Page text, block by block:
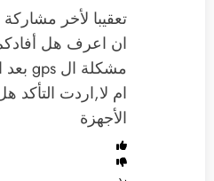
تعقيبا لأخر
ان اعرف هل
ام لا,اردت التأكد
الأجهزة